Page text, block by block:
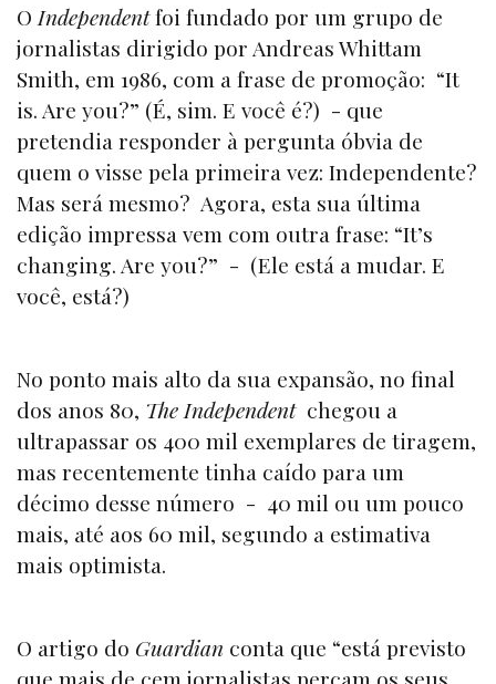
O Independentfoi fundado por um grupo de
jornalistas dirigido por Andreas Whittam
Smith, em 1986, com a frase de promoção: “It
is. Are you?” (É, sim. E você é?) - que
pretendia responder à pergunta óbvia de
quem o visse pela primeira vez: Independente?
Mas será mesmo? Agora, esta sua última
edição impressa vem com outra frase: “It’s
changing. Are you?” - (Ele está a mudar. E
você, está?)
No ponto mais alto da sua expansão, no final
dos anos 80, The Independent chegou a
ultrapassar os 400 mil exemplares de tiragem,
mas recentemente tinha caído para um
décimo desse número - 40 mil ou um pouco
mais, até aos 60 mil, segundo a estimativa
mais optimista.
O artigo do Guardian conta que “está previsto